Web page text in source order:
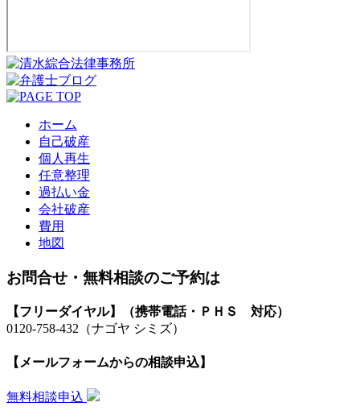
ホーム
自己破産
個人再生
任意整理
過払い金
会社破産
費用
地図
お問合せ・無料相談のご予約は
【フリーダイヤル】（携帯電話・ＰＨＳ 対応）
0120-758-432 （ナゴヤ シミズ）
【メールフォームからの相談申込】
無料相談申込